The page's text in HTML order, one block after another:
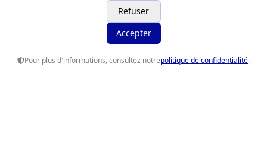
Refuser
Accepter
Pour plus d'informations, consultez notrepolitique de confidentialité.